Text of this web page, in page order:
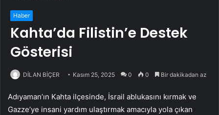
Haber
Kahta’da Filistin’e Destek
Gösterisi
DİLAN BİÇER Kasım 25, 2025 0 0 Bir dakikadan az
Adıyaman’ın Kahta ilçesinde, İsrail ablukasını kırmak ve
Gazze’ye insani yardım ulaştırmak amacıyla yola çıkan